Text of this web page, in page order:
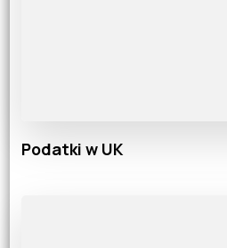
Podatki w UK